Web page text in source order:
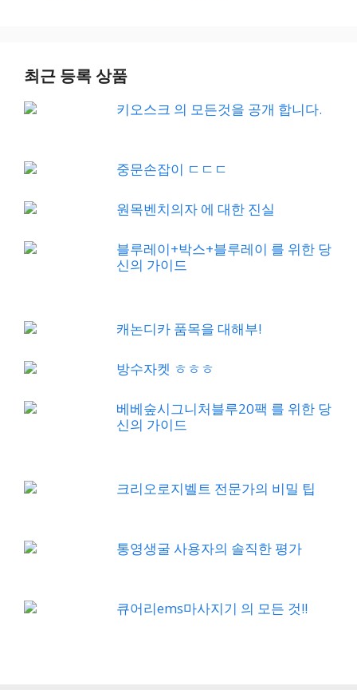
최근 등록 상품
키오스크 의 모든것을 공개 합니다.
중문손잡이 ㄷㄷㄷ
원목벤치의자 에 대한 진실
블루레이+박스+블루레이 를 위한 당
신의 가이드
캐논디카 품목을 대해부!
방수자켓 ㅎㅎㅎ
베베숲시그니처블루20팩 를 위한 당
신의 가이드
크리오로지벨트 전문가의 비밀 팁
통영생굴 사용자의 솔직한 평가
큐어리ems마사지기 의 모든 것!!